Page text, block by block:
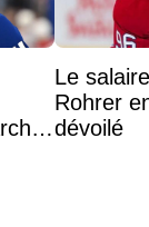
Le
Rohrer
dévoilé